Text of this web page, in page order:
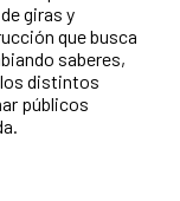
giras y
que busca
saberes,
distintos
públicos